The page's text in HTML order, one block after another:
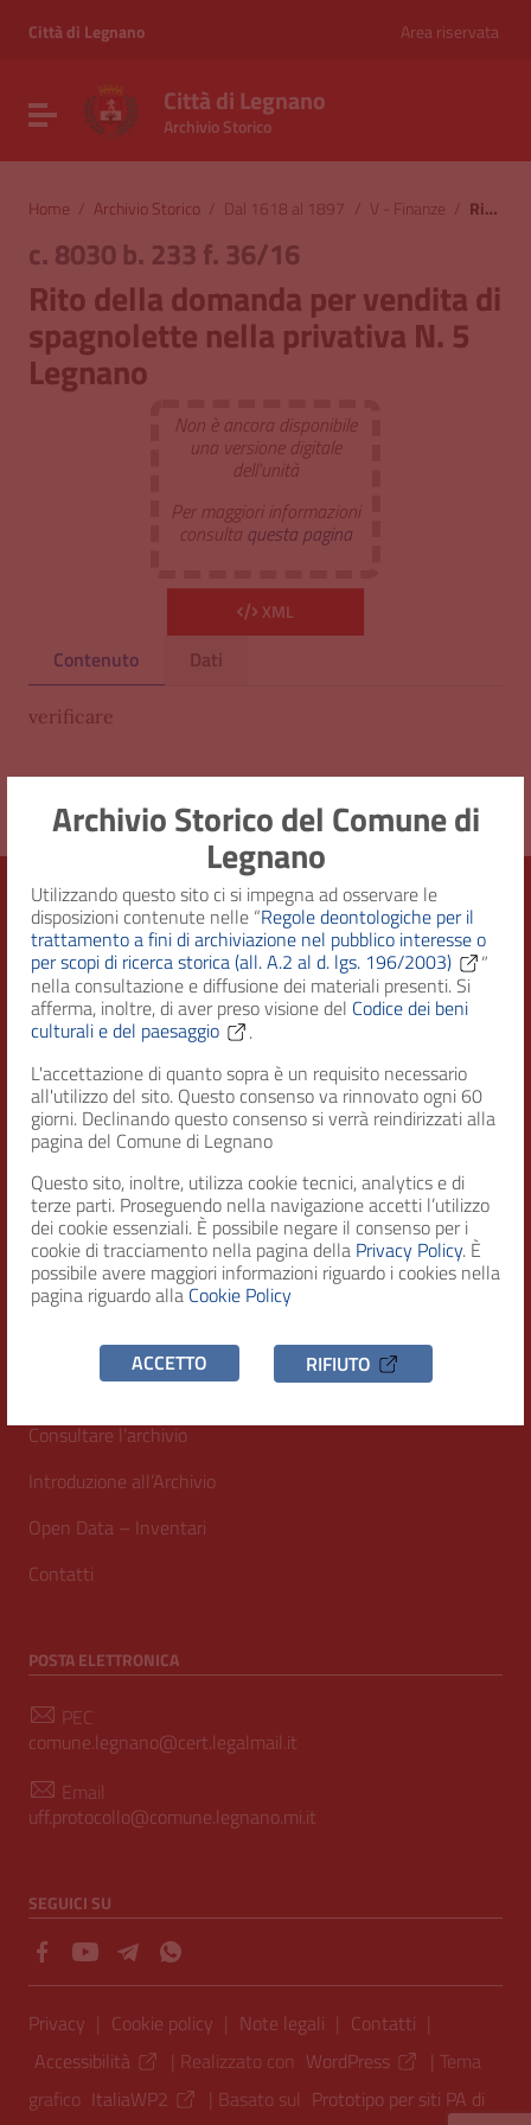
Archivio Storico del Comune di
Legnano
Utilizzando questo sito ci si impegna ad osservare le
disposizioni contenute nelle “Regole deontologiche per il
trattamento a fini di archiviazione nel pubblico interesse o
per scopi di ricerca storica (all. A.2 al d. lgs. 196/2003)
”
nella consultazione e diffusione dei materiali presenti. Si
afferma, inoltre, di aver preso visione del Codice dei beni
culturali e del paesaggio
.
L'accettazione di quanto sopra è un requisito necessario
all'utilizzo del sito. Questo consenso va rinnovato ogni 60
giorni. Declinando questo consenso si verrà reindirizzati alla
pagina del Comune di Legnano
Questo sito, inoltre, utilizza cookie tecnici, analytics e di
terze parti. Proseguendo nella navigazione accetti l’utilizzo
dei cookie essenziali. È possibile negare il consenso per i
cookie di tracciamento nella pagina della Privacy Policy. È
possibile avere maggiori informazioni riguardo i cookies nella
pagina riguardo alla Cookie Policy
ACCETTO RIFIUTO
Vai al menu di navigazione
Città di Legnano Area riservata
Attiva / disattiva la navigazione
Città di Legnano
Archivio Storico
Home / Archivio Storico / Dal 1618 al 1897 / V - Finanze / Rito della domanda per vendita di spagnolette nella privativa N. 5 Legnano
c. 8030 b. 233 f. 36/16
Rito della domanda per vendita di
spagnolette nella privativa N. 5
Legnano
Non è ancora disponibile
una versione digitale
dell'unità
Per maggiori informazioni
consulta questa pagina
XML
Contenuto Dati
verificare
Città di Legnano – Archivio Storico
RECAPITI
Indirizzo
Piazza San Magno 9
20025, Legnano (MI)
Telefono
(+39) 0331471111
C.F. / P.IVA
00807960158
INFORMAZIONI UTILI
Consultare l’archivio
Introduzione all’Archivio
Open Data – Inventari
Contatti
POSTA ELETTRONICA
PEC
comune.legnano@cert.legalmail.it
Email
uff.protocollo@comune.legnano.mi.it
SEGUICI SU
Sezione Link Utili
Privacy | Cookie policy | Note legali | Contatti |
Accessibilità
| Realizzato con WordPress | Tema
grafico ItaliaWP2 | Basato sul Prototipo per siti PA di